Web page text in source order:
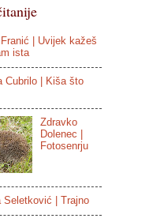
| Uvijek kažeš
ista
Cubrilo | Kiša što
Zdravko
Dolenec |
Fotosenrju
Seletković | Trajno